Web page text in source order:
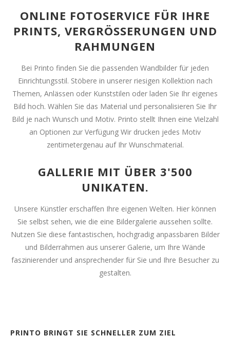
ONLINE FOTOSERVICE FÜR IHRE
PRINTS, VERGRÖSSERUNGEN UND R
AHMUNGEN
Bei Printo finden Sie die passenden Wandbilder für jeden
Einrichtungsstil. Stöbere in unserer riesigen Kollektion nach
Themen, Anlässen oder Kunststilen oder laden Sie Ihr eigenes
Bild hoch. Wählen Sie das Material und personalisieren Sie Ihr
Bild je nach Wunsch und Motiv. Printo stellt Ihnen eine Vielzahl
an Optionen zur Verfügung Wir drucken jedes Motiv
zentimetergenau auf Ihr Wunschmaterial.
GALLERIE MIT ÜBER 3'500
UNIKATEN.
Unsere Künstler erschaffen Ihre eigenen Welten. Hier können
Sie selbst sehen, wie die eine Bildergalerie aussehen sollte.
Nutzen Sie diese fantastischen, hochgradig anpassbaren Bilder
und Bilderrahmen aus unserer Galerie, um Ihre Wände
faszinierender und ansprechender für Sie und Ihre Besucher zu
gestalten.
PRINTO BRINGT SIE SCHNELLER ZUM ZIEL